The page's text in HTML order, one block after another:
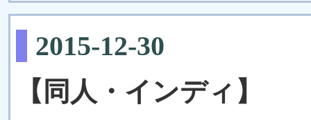
2015-12-30
【同人・インディ】